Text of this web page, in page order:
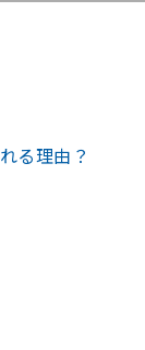
る理由？